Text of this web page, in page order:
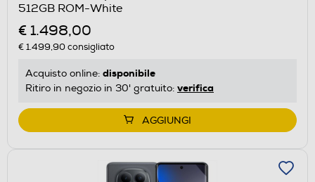
512GB ROM-White
€ 1.498,00
€ 1.499,90consigliato
Acquisto online: disponibile
Ritiro in negozio in 30' gratuito: verifica
AGGIUNGI